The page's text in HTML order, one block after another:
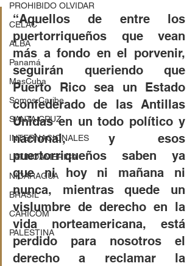
PROHIBIDO OLVIDAR
CELAC
ALBA
Panamá
MasCuba
Somos Caribe
SANTA CRUZ
INTERNACIONALES
LATINOAMERICA
NICARAGUA
BRASIL
CARICOM
PALESTINA
“Aquellos de entre los
puertorriqueños que vean
más a fondo en el porvenir,
seguirán queriendo que
Puerto Rico sea un Estado
confederado de las Antillas
Unidas en un todo político y
nacional, y esos
puertorriqueños saben ya
que ni hoy ni mañana ni
nunca, mientras quede un
vislumbre de derecho en la
vida norteamericana, está
perdido para nosotros el
derecho a reclamar la